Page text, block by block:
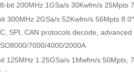
bit 200MHz 1GSa/s 30Kwfm/s 25Mpts
300MHz 2GSa/s 52Kwfm/s 56Mpts
SPI, CAN protocols decode,
7000/4000/2000A
125MHz 1.25GSa/s 1Mwfm/s 50Mpts,